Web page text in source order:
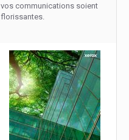
vos communications soient
florissantes.